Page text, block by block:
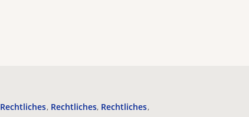
Rechtliches Rechtliches Rechtliches